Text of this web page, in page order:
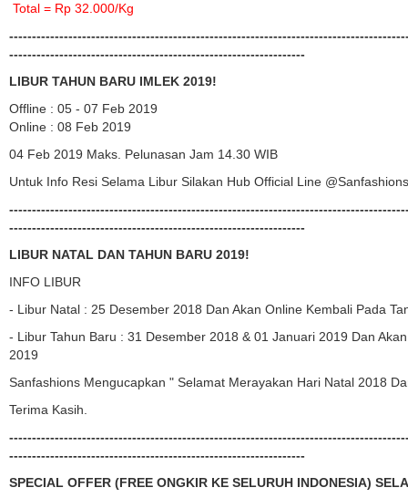
Total = Rp 32.000/Kg
-----------------------------------------------------------------
LIBUR TAHUN BARU IMLEK 2019!
Offline : 05 - 07 Feb 2019
Online : 08 Feb 2019
04 Feb 2019 Maks. Pelunasan Jam 14.30 WIB
Untuk Info Resi Selama Libur Silakan Hub Official Line @sanfashions
-----------------------------------------------------------------
LIBUR NATAL DAN TAHUN BARU 2019!
INFO LIBUR
- Libur Natal : 25 Desember 2018 Dan Akan Online Kembali Pada
- Libur Tahun Baru : 31 Desember 2018 & 01 Januari 2019 Dan
2019
Sanfashions Mengucapkan " Selamat Merayakan Hari Natal 2018
Terima Kasih.
-----------------------------------------------------------------
SPECIAL OFFER (FREE ONGKIR KE SELURUH INDONESIA)